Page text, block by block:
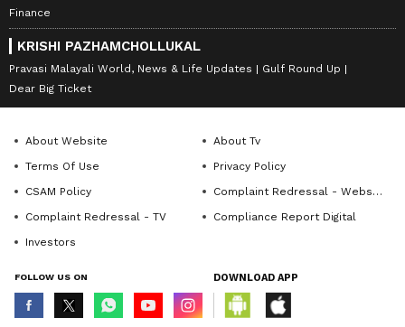
Finance
KRISHI PAZHAMCHOLLUKAL
Pravasi Malayali World, News & Life Updates
Gulf Round Up
Dear Big Ticket
About Website
About Tv
Terms Of Use
Privacy Policy
CSAM Policy
Complaint Redressal - Website
Complaint Redressal - TV
Compliance Report Digital
Investors
FOLLOW US ON DOWNLOAD APP